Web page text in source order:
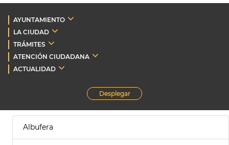
AYUNTAMIENTO
LA CIUDAD
TRÁMITES
ATENCIÓN CIUDADANA
ACTUALIDAD
Desplegar
Albufera